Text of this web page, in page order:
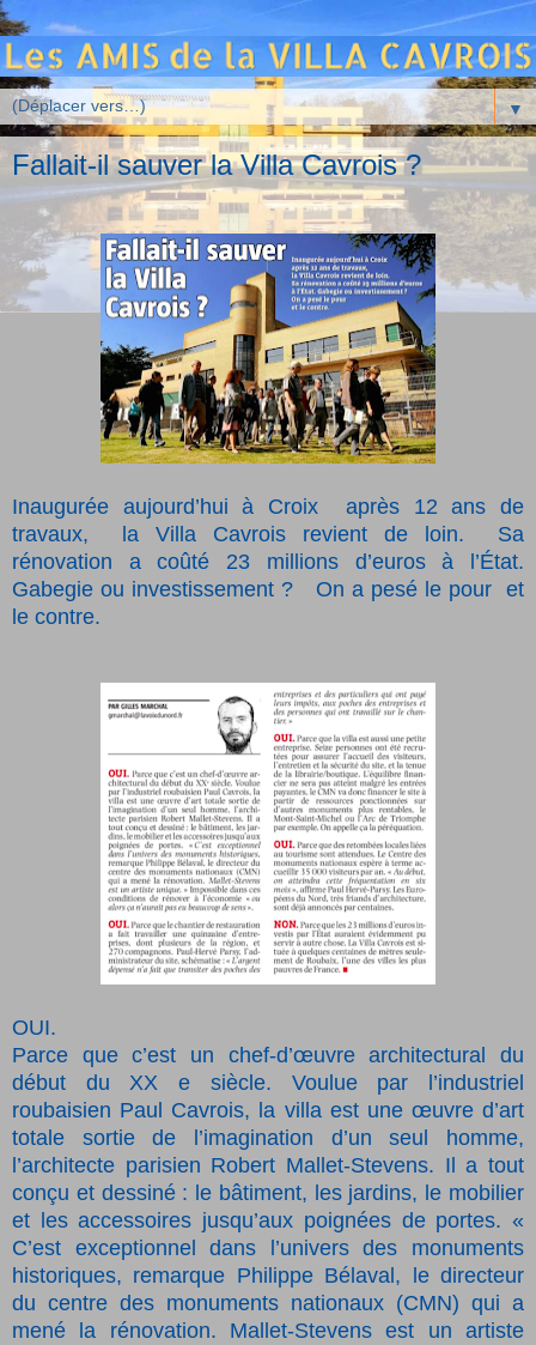
▼
Fallait-il sauver la Villa Cavrois ?
Inaugurée aujourd’hui à Croix
après 12 ans de
travaux,
la Villa Cavrois revient de loin.
Sa
rénovation a coûté 23 millions d’euros à l’État.
Gabegie ou investissement ?
On a pesé le pour
et
le contre.
OUI.
Parce que c’est un chef-d’œuvre architectural du
début du XX e siècle. Voulue par l’industriel
roubaisien Paul Cavrois, la villa est une œuvre d’art
totale sortie de l’imagination d’un seul homme,
l’architecte parisien Robert Mallet-Stevens. Il a tout
conçu et dessiné : le bâtiment, les jardins, le mobilier
et les accessoires jusqu’aux poignées de portes. «
C’est exceptionnel dans l’univers des monuments
historiques, remarque Philippe Bélaval, le directeur
du centre des monuments nationaux (CMN) qui a
mené la rénovation. Mallet-Stevens est un artiste